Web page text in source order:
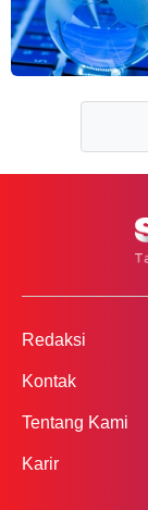
Redaksi
Kontak
Tentang Kami
Karir